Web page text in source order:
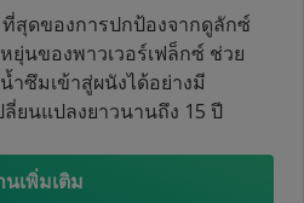
สุดของการปกป้องจากดูลักซ์
ยุ่นของพาวเวอร์เฟล็กซ์ ช่วย
ำซึมเข้าสู่ผนังได้อย่างมี
ยนแปลงยาวนานถึง 15 ปี
นเพิ่มเติม